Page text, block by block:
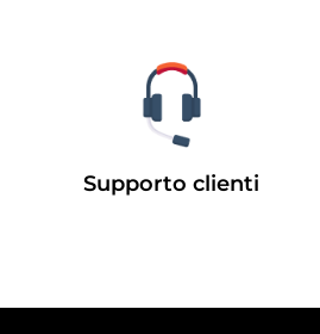
Supporto clienti